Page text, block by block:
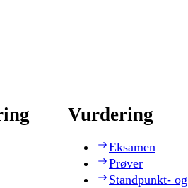
Vurdering
Eksamen
Prøver
Standpunkt-